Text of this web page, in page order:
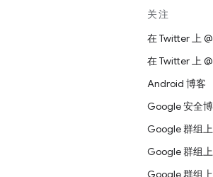
关注
在 Twitter 上
在 Twitter 上
Android 博客
Google 安全
Google 群组
Google 群组
Google 群组